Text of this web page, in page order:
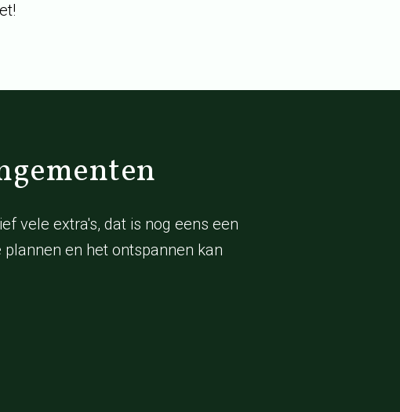
vele extra's, dat is nog eens een
en het ontspannen kan